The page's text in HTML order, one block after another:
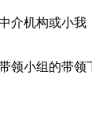
机构或小我
小组的带领